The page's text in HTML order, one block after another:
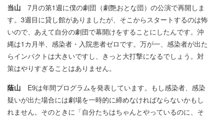
当山 7月の第1週に僕の劇団（劇艶おとな団）の公演で再開しま
す。3週目に貸し館がありましたが、そこからスタートするのは怖
いので、あえて自分の劇団で幕開けをすることにしたんです。沖
縄は1カ月半、感染者・入院患者ゼロです。万が一、感染者が出た
らインパクトは大きいですし、きっと大打撃になるでしょう。対
策はやりすぎることはありません。
蔭山 E9は年間プログラムを発表しています。もし感染者、感染
疑いが出た場合には劇場を一時的に締めなければならないかもし
れません。そのときに「自分たちはちゃんとやっているのに、そ